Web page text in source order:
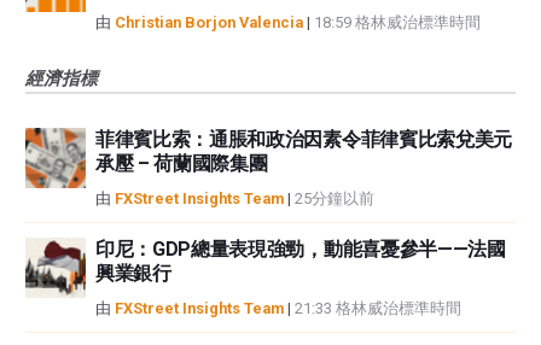
由 Christian Borjon Valencia | 18:59 格林威治標準時間
經濟指標
菲律賓比索：通脹和政治因素令菲律賓比索兌美元
承壓 – 荷蘭國際集團
由 FXStreet Insights Team | 25分鐘以前
印尼：GDP總量表現強勁，動能喜憂參半——法國
興業銀行
由 FXStreet Insights Team | 21:33 格林威治標準時間